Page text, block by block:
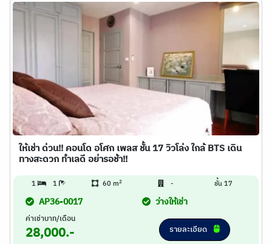
ให้เช่า ด่วน!! คอนโด อโศก เพลส ชั้น 17 วิวโล่ง ใกล้ BTS เดิน
ทางสะดวก ทำเลดี อย่ารอช้า!!
1 1 60 m2 - ชั้น 17
AP36-0017 ว่างให้เช่า
ค่าเช่าบาท/เดือน
28,000.- รายละเอียด